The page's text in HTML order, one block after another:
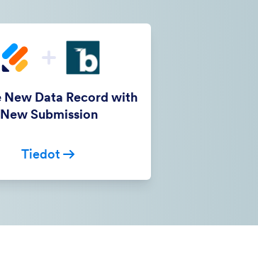
New Data Record with
New Submission
Tiedot